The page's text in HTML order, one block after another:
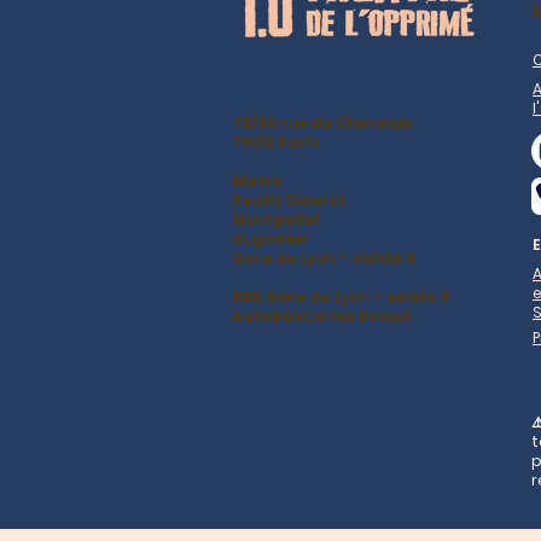
78/80 rue du Charolais
75012 París
Metro
Reuilly Diderot
Montgallet
dugomier
Gare de Lyon – salida 9
RER Gare de Lyon – salida 9
AutobúsCarlos Bossut